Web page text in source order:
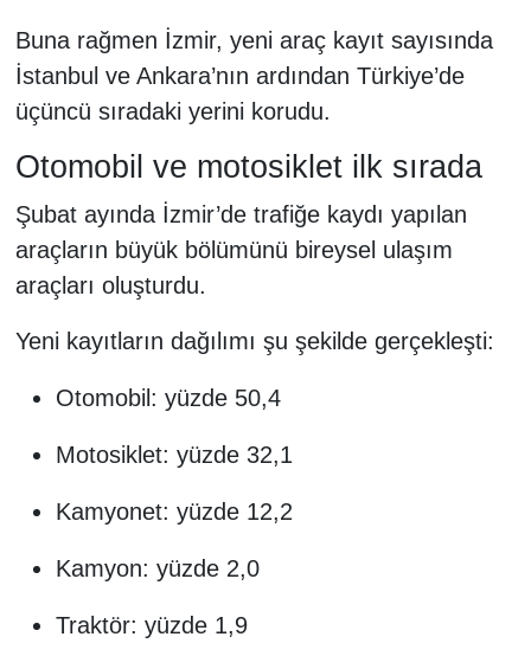
Buna rağmen İzmir, yeni araç kayıt sayısında
İstanbul ve Ankara’nın ardından Türkiye’de
üçüncü sıradaki yerini korudu.
Otomobil ve motosiklet ilk sırada
Şubat ayında İzmir’de trafiğe kaydı yapılan
araçların büyük bölümünü bireysel ulaşım
araçları oluşturdu.
Yeni kayıtların dağılımı şu şekilde gerçekleşti:
Otomobil: yüzde 50,4
Motosiklet: yüzde 32,1
Kamyonet: yüzde 12,2
Kamyon: yüzde 2,0
Traktör: yüzde 1,9